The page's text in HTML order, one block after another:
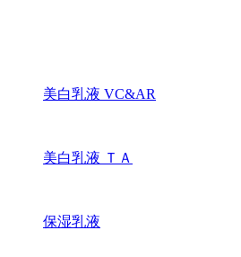
美白乳液 VC&AR
美白乳液 ＴＡ
保湿乳液